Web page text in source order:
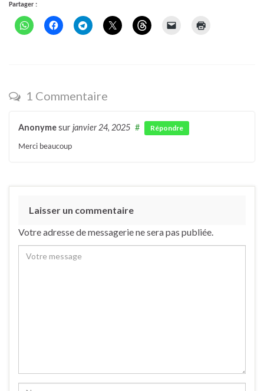
Partager :
1 Commentaire
Anonymesur janvier 24, 2025 # Répondre
Merci beaucoup
Laisser un commentaire
Votre adresse de messagerie ne sera pas publiée.